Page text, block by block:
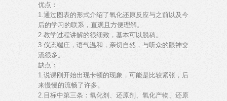
优点：
1.通过图表的形式介绍了氧化还原反应与之前以及今
后的学习的联系，直观且方便理解。
2.教学过程讲解的很细致，基本可以脱稿。
3.仪态端庄，语气温和，亲切自然，与听众的眼神交
流很多。
缺点：
1.说课刚开始出现卡顿的现象，可能是比较紧张，后
来慢慢的流畅了许多。
2.目标中第三条：氧化剂、还原剂、氧化产物、还原